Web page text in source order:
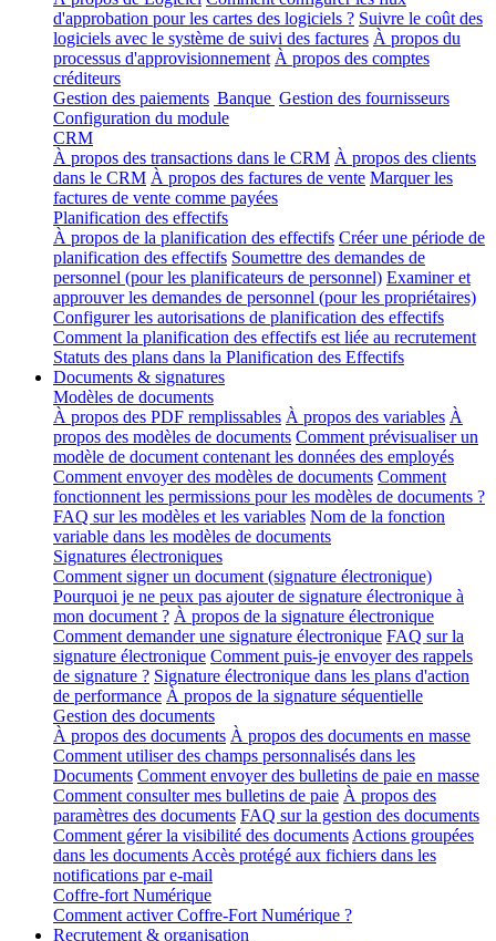
d'approbation pour les cartes des logiciels ? Suivre le coût des
logiciels avec le système de suivi des factures À propos du
processus d'approvisionnement À propos des comptes
créditeurs
Gestion des paiements Banque Gestion des fournisseurs
Configuration du module
CRM
À propos des transactions dans le CRM À propos des clients
dans le CRM À propos des factures de vente Marquer les
factures de vente comme payées
Planification des effectifs
À propos de la planification des effectifs Créer une période de
planification des effectifs Soumettre des demandes de
personnel (pour les planificateurs de personnel) Examiner et
approuver les demandes de personnel (pour les propriétaires)
Configurer les autorisations de planification des effectifs
Comment la planification des effectifs est liée au recrutement
Statuts des plans dans la Planification des Effectifs
Documents & signatures
Modèles de documents
À propos des PDF remplissables À propos des variables À
propos des modèles de documents Comment prévisualiser un
modèle de document contenant les données des employés
Comment envoyer des modèles de documents Comment
fonctionnent les permissions pour les modèles de documents ?
FAQ sur les modèles et les variables Nom de la fonction
variable dans les modèles de documents
Signatures électroniques
Comment signer un document (signature électronique)
Pourquoi je ne peux pas ajouter de signature électronique à
mon document ? À propos de la signature électronique
Comment demander une signature électronique FAQ sur la
signature électronique Comment puis-je envoyer des rappels
de signature ? Signature électronique dans les plans d'action
de performance À propos de la signature séquentielle
Gestion des documents
À propos des documents À propos des documents en masse
Comment utiliser des champs personnalisés dans les
Documents Comment envoyer des bulletins de paie en masse
Comment consulter mes bulletins de paie À propos des
paramètres des documents FAQ sur la gestion des documents
Comment gérer la visibilité des documents Actions groupées
dans les documents Accès protégé aux fichiers dans les
notifications par e-mail
Coffre-fort Numérique
Comment activer Coffre-Fort Numérique ?
Recrutement & organisation